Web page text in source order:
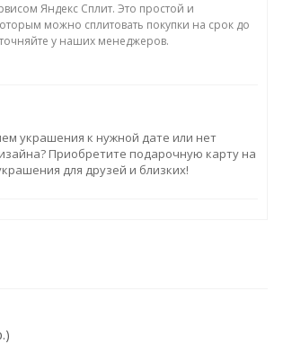
Яндекс Сплит. Это простой и
можно сплитовать покупки на срок до
у наших менеджеров.
украшения к нужной дате или нет
Приобретите подарочную карту на
для друзей и близких!